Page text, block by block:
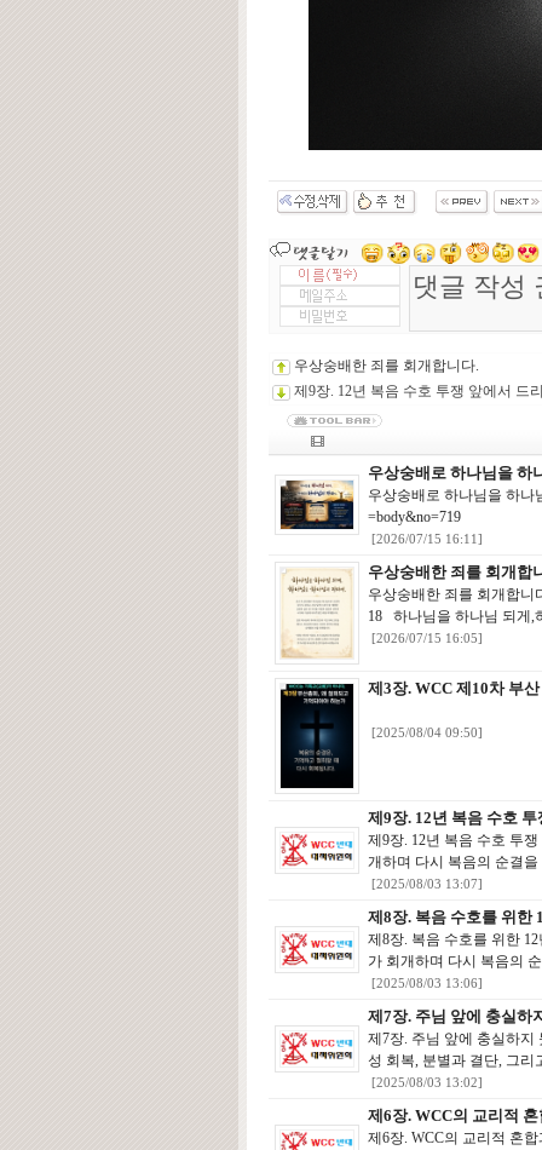
우상숭배한 죄를 회개합니다.
제9장. 12년 복음 수호 투쟁 앞에서 드
우상숭배로 하나님을 하
우상숭배로 하나님을 하나
=body&no=719
[2026/07/15 16:11]
우상숭배한 죄를 회개합
우상숭배한 죄를 회개합니
18 하나님을 하나님 되게,
[2026/07/15 16:05]
제3장. WCC 제10차 부
[2025/08/04 09:50]
제9장. 12년 복음 수호
제9장. 12년 복음 수호 투
개하며 다시 복음의 순결
[2025/08/03 13:07]
제8장. 복음 수호를 위한
제8장. 복음 수호를 위한
가 회개하며 다시 복음의
[2025/08/03 13:06]
제7장. 주님 앞에 충실하
제7장. 주님 앞에 충실하
성 회복, 분별과 결단, 그
[2025/08/03 13:02]
제6장. WCC의 교리적
제6장. WCC의 교리적 혼